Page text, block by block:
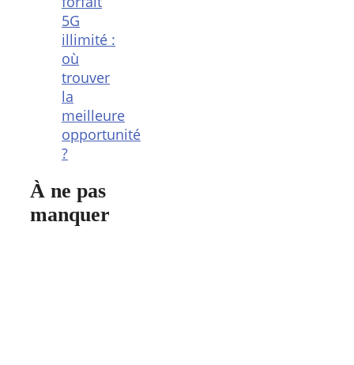
5G
illimité :
où
trouver
la
meilleure
opportunité
?
À ne pas
manquer